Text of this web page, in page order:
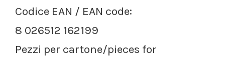
Codice EAN / EAN code:
8 026512 162199
Pezzi per cartone/pieces for